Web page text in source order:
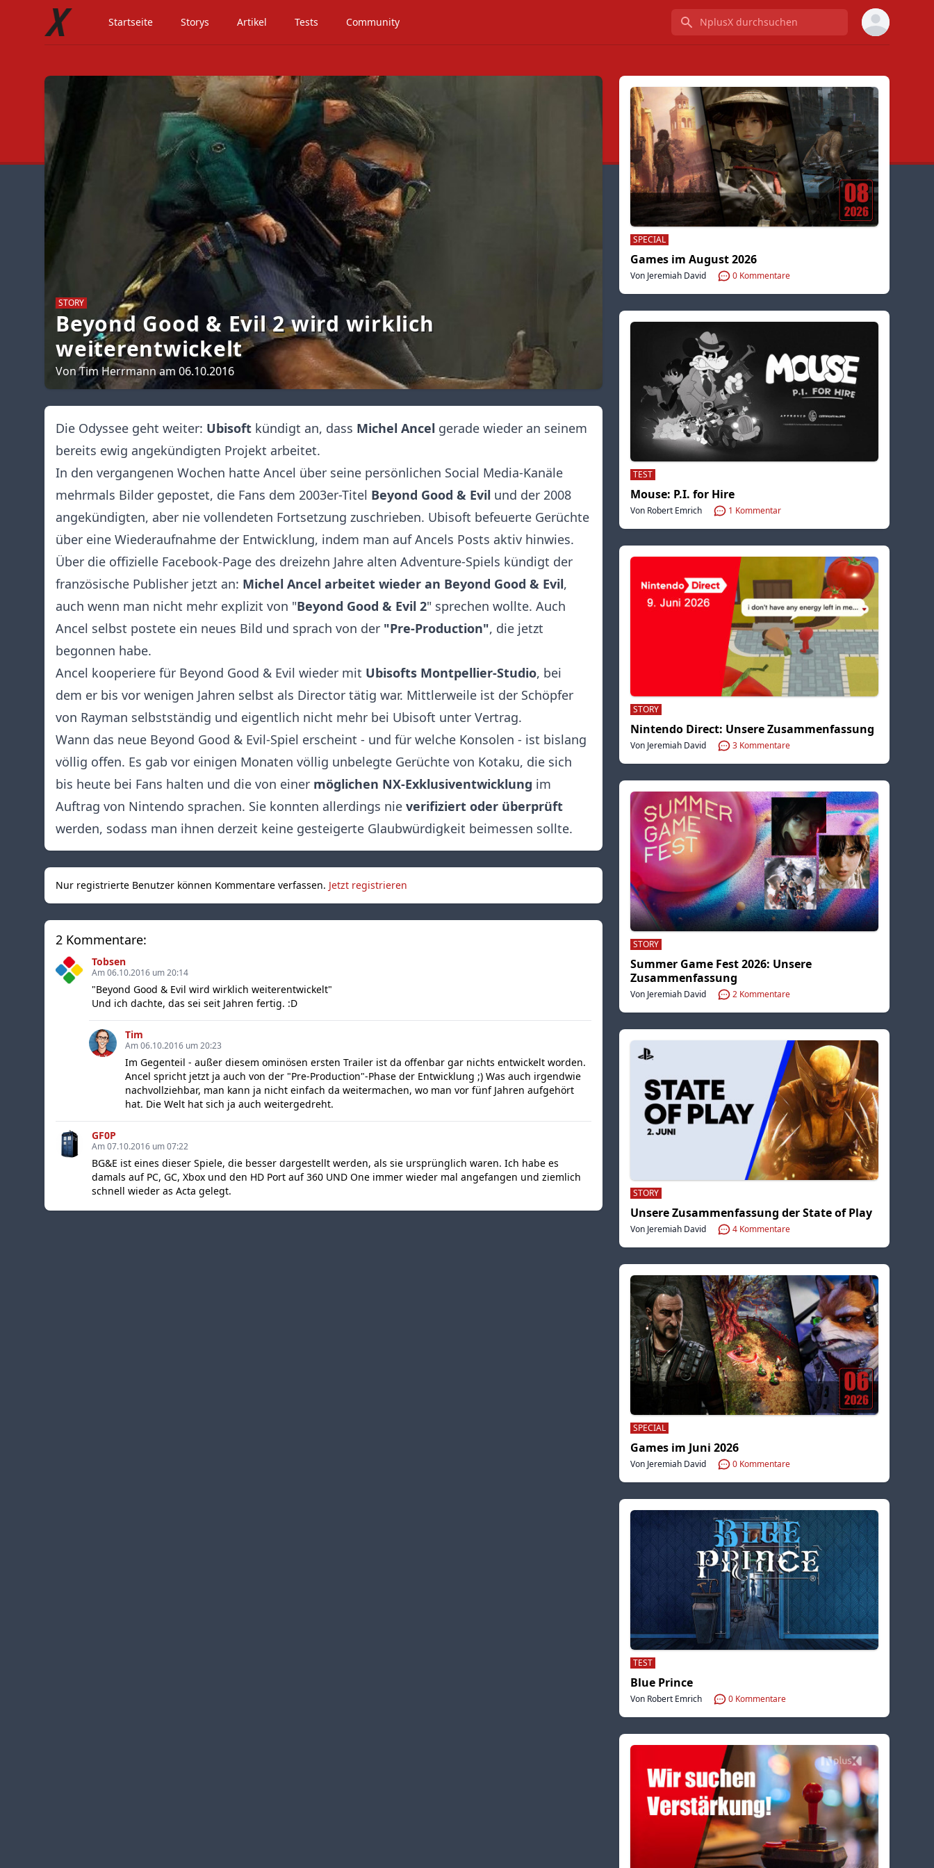
Startseite Storys Artikel Tests Community NplusX durchsuchen
STORY
Beyond Good & Evil 2 wird wirklich
weiterentwickelt
Von Tim Herrmann am 06.10.2016
Die Odyssee geht weiter: Ubisoft kündigt an, dass Michel Ancel gerade wieder an seinem
bereits ewig angekündigten Projekt arbeitet.
In den vergangenen Wochen hatte Ancel über seine persönlichen Social Media-Kanäle
mehrmals Bilder gepostet, die Fans dem 2003er-Titel Beyond Good & Evil und der 2008
angekündigten, aber nie vollendeten Fortsetzung zuschrieben. Ubisoft befeuerte Gerüchte
über eine Wiederaufnahme der Entwicklung, indem man auf Ancels Posts aktiv hinwies.
Über die offizielle Facebook-Page des dreizehn Jahre alten Adventure-Spiels kündigt der
französische Publisher jetzt an: Michel Ancel arbeitet wieder an Beyond Good & Evil,
auch wenn man nicht mehr explizit von "Beyond Good & Evil 2" sprechen wollte. Auch
Ancel selbst postete ein neues Bild und sprach von der "Pre-Production", die jetzt
begonnen habe.
Ancel kooperiere für Beyond Good & Evil wieder mit Ubisofts Montpellier-Studio, bei
dem er bis vor wenigen Jahren selbst als Director tätig war. Mittlerweile ist der Schöpfer
von Rayman selbstständig und eigentlich nicht mehr bei Ubisoft unter Vertrag.
Wann das neue Beyond Good & Evil-Spiel erscheint - und für welche Konsolen - ist bislang
völlig offen. Es gab vor einigen Monaten völlig unbelegte Gerüchte von Kotaku, die sich
bis heute bei Fans halten und die von einer möglichen NX-Exklusiventwicklung im
Auftrag von Nintendo sprachen. Sie konnten allerdings nie verifiziert oder überprüft
werden, sodass man ihnen derzeit keine gesteigerte Glaubwürdigkeit beimessen sollte.
Nur registrierte Benutzer können Kommentare verfassen. Jetzt registrieren
2 Kommentare:
Tobsen
Am 06.10.2016 um 20:14
"Beyond Good & Evil wird wirklich weiterentwickelt"
Und ich dachte, das sei seit Jahren fertig. :D
Tim
Am 06.10.2016 um 20:23
Im Gegenteil - außer diesem ominösen ersten Trailer ist da offenbar gar nichts entwickelt worden.
Ancel spricht jetzt ja auch von der "Pre-Production"-Phase der Entwicklung ;) Was auch irgendwie
nachvollziehbar, man kann ja nicht einfach da weitermachen, wo man vor fünf Jahren aufgehört
hat. Die Welt hat sich ja auch weitergedreht.
GF0P
Am 07.10.2016 um 07:22
BG&E ist eines dieser Spiele, die besser dargestellt werden, als sie ursprünglich waren. Ich habe es
damals auf PC, GC, Xbox und den HD Port auf 360 UND One immer wieder mal angefangen und ziemlich
schnell wieder as Acta gelegt.
SPECIAL
Games im August 2026
Von Jeremiah David 0 Kommentare
TEST
Mouse: P.I. for Hire
Von Robert Emrich 1 Kommentar
STORY
Nintendo Direct: Unsere Zusammenfassung
Von Jeremiah David 3 Kommentare
STORY
Summer Game Fest 2026: Unsere
Zusammenfassung
Von Jeremiah David 2 Kommentare
STORY
Unsere Zusammenfassung der State of Play
Von Jeremiah David 4 Kommentare
SPECIAL
Games im Juni 2026
Von Jeremiah David 0 Kommentare
TEST
Blue Prince
Von Robert Emrich 0 Kommentare